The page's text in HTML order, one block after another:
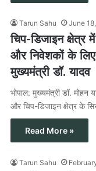
Tarun Sahu June
चिप-डिजाइन क्षेत्र में
और निवेशकों के लिए
मुख्यमंत्री डॉ. यादव
भोपाल: मुख्यमंत्री डॉ. मोहन
और चिप-डिजाइन क्षेत्र के
Read More »
Tarun Sahu